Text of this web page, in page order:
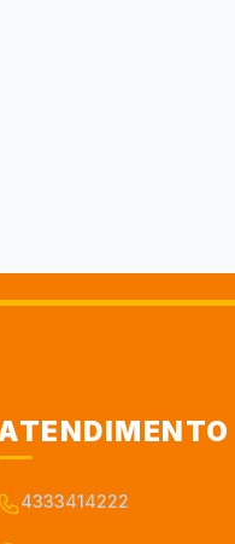
4333414222